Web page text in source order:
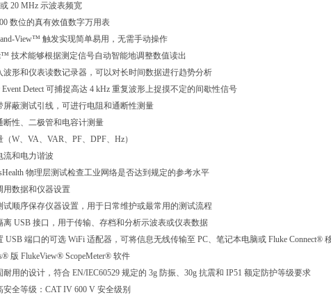
20 MHz 示波表频宽
数位的真有效值数字万用表
and-View™ 触发实现简单易用，无需手动操作
技术能够根据测定信号自动智能地调整数值读出
波形和仪表读数记录器，可以对长时间数据进行趋势分析
Event Detect 可捕捉高达 4 kHz 重复波形上捉摸不定的间歇性信号
屏蔽测试引线，可进行电阻和通断性测量
断性、二极管和电容计测量
W、VA、VAR、PF、DPF、Hz）
流和电力谐波
物理层测试检查工业网络是否达到规定的参考水平
用数据和仪器设置
试顺序保存仪器设置，用于日常维护或最常用的测试流程
离 USB 接口，用于传输、存档和分析示波表或仪表数据
USB 端口的可选 WiFi 适配器，可将信息无线传输至 PC、笔记本电脑或 Fluke Connect®
版 FlukeView® ScopeMeter® 软件
耐用的设计，符合 EN/IEC60529 规定的 3g 防振、30g 抗震和 IP51 额定防护等级要求
安全等级：CAT IV 600 V 安全级别